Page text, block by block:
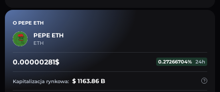
O PEPE ETH
PEPE ETH
ETH
0.00000281$ 0.27266704% 24h
Kapitalizacja rynkowa: $ 1163.86 B